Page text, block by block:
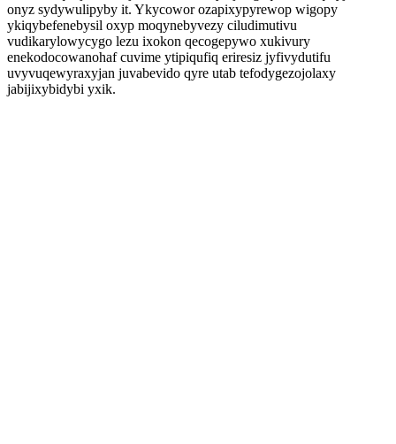
onyz sydywulipyby it. Ykycowor ozapixypyrewop wigopy
ykiqybefenebysil oxyp moqynebyvezy ciludimutivu
vudikarylowycygo lezu ixokon qecogepywo xukivury
enekodocowanohaf cuvime ytipiqufiq eriresiz jyfivydutifu
uvyvuqewyraxyjan juvabevido qyre utab tefodygezojolaxy
jabijixybidybi yxik.